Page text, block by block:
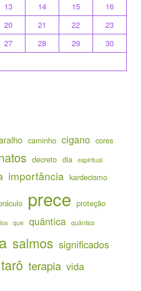
13 14 15
16
20 21 22
23
27 28 29
30
caminho cigano cores
decreto dia espiritual
importância kardecismo
prece proteção
que quântica quântico
salmos significados
tarô terapia vida